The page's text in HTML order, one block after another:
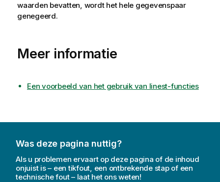
waarden bevatten, wordt het hele gegevenspaar
genegeerd.
Meer informatie
Een voorbeeld van het gebruik van linest-functies
Was deze pagina nuttig?
Als u problemen ervaart op deze pagina of de inhoud
onjuist is – een tikfout, een ontbrekende stap of een
technische fout – laat het ons weten!